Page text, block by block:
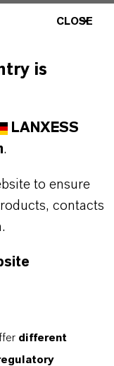
bieten
Produkte: Wir
und
von
Präsenz
Gründe, warum
Ihr Unternehmen
CLOSE
is
LANXESS
.
to ensure
contacts
different